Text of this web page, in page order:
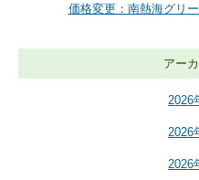
価格変更：南熱海グリ
アー
2026
2026
2026